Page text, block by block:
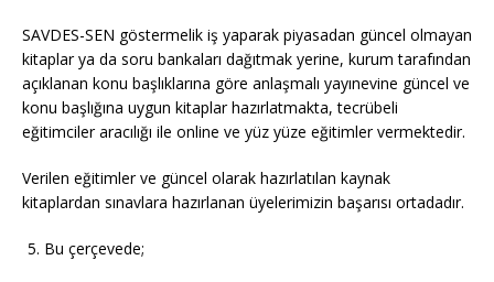
SAVDES-SEN göstermelik iş yaparak piyasadan güncel olmayan
kitaplar ya da soru bankaları dağıtmak yerine, kurum tarafından
açıklanan konu başlıklarına göre anlaşmalı yayınevine güncel ve
konu başlığına uygun kitaplar hazırlatmakta, tecrübeli
eğitimciler aracılığı ile online ve yüz yüze eğitimler vermektedir.
Verilen eğitimler ve güncel olarak hazırlatılan kaynak
kitaplardan sınavlara hazırlanan üyelerimizin başarısı ortadadır.
Bu çerçevede;